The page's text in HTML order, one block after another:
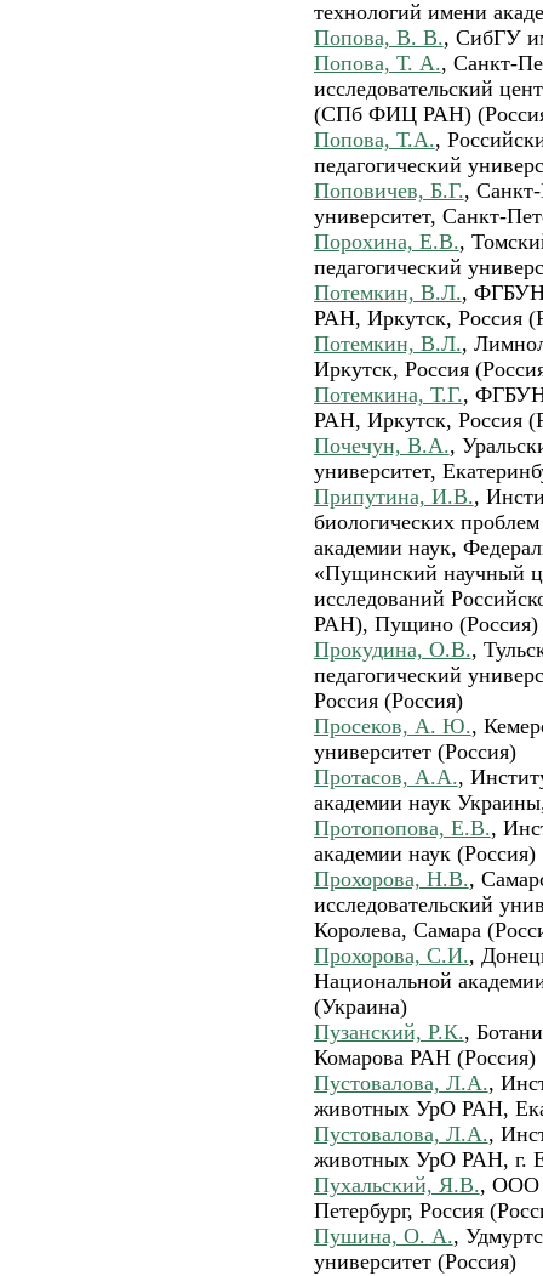
технологий имени
Попова, В. В., СибГУ
Попова, Т. А., Санкт-
исследовательский
(СПб ФИЦ РАН)
Попова, Т.А.,
педагогический
Поповичев, Б.Г., Санкт-
университет, Санкт-
Порохина, Е.В.,
педагогический
Потемкин, В.Л., ФГБУН
РАН, Иркутск, Россия
Потемкин, В.Л.,
Иркутск, Россия
Потемкина, Т.Г., ФГБУН
РАН, Иркутск, Россия
Почечун, В.А.,
университет,
Припутина, И.В.,
биологических
академии наук,
«Пущинский научный
исследований
РАН), Пущино (Россия)
Прокудина, О.В.,
педагогический
Россия (Россия)
Просеков, А. Ю.,
университет (Россия)
Протасов, А.А.,
академии наук
Протопопова, Е.В.,
академии наук (Россия)
Прохорова, Н.В.,
исследовательский
Королева, Самара
Прохорова, С.И.,
Национальной
(Украина)
Пузанский, Р.К.,
Комарова РАН (Россия)
Пустовалова, Л.А.,
животных УрО РАН,
Пустовалова, Л.А.,
животных УрО РАН, г.
Пухальский, Я.В., ООО
Петербург, Россия
Пушина, О. А.,
университет (Россия)